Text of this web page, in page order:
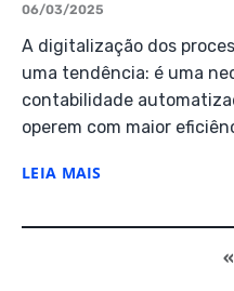
06/03/2025
A digitalização dos
uma tendência: é uma
contabilidade
operem com maior
LEIA MAIS